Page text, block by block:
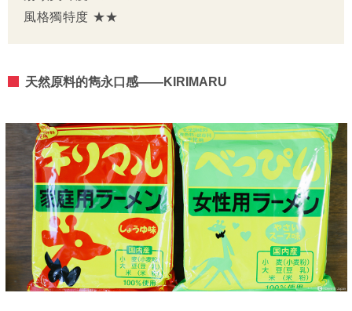
風格獨特度 ★★
天然原料的雋永口感——KIRIMARU